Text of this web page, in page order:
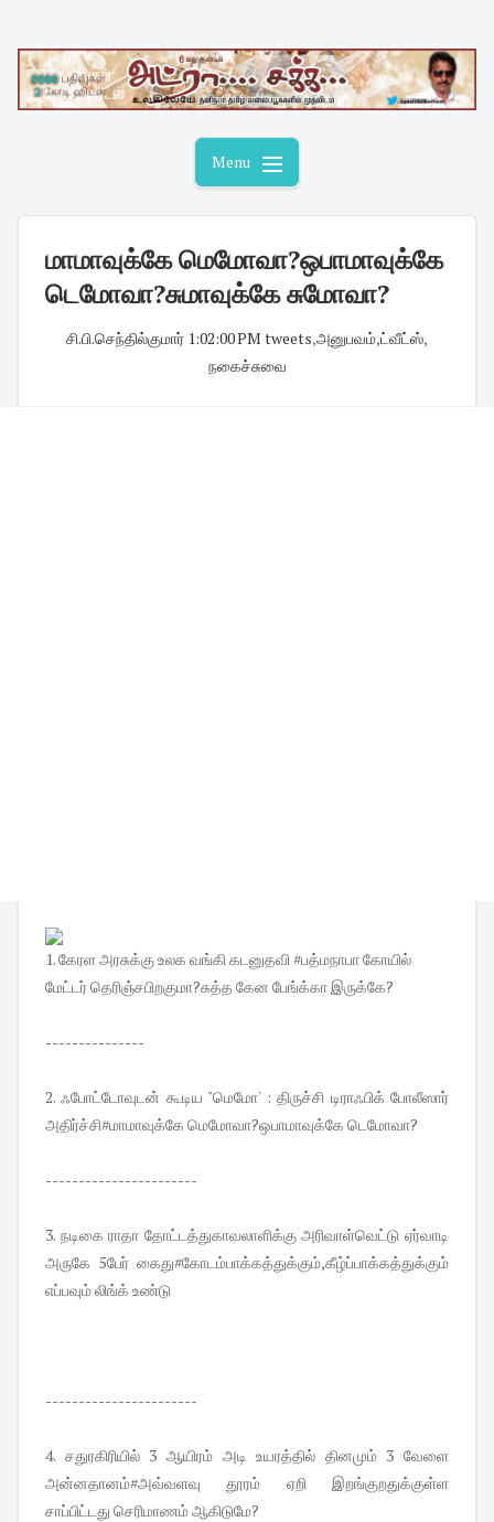
content
Menu
மாமாவுக்கே மெமோவா?ஒபாமாவுக்கே
டெமோவா?சுமாவுக்கே சுமோவா?
சி.பி.செந்தில்குமார் 1:02:00 PM tweets,அனுபவம்,ட்வீட்ஸ்,
நகைச்சுவை
1. கேரள அரசுக்கு உலக வங்கி கடனுதவி #பத்மநாபா கோயில்
மேட்டர் தெரிஞ்சபிறகுமா?சுத்த கேன பேங்க்கா இருக்கே?
---------------
2. ஃபோட்டோவுடன் கூடிய "மெமோ' : திருச்சி டிராஃபிக் போலீஸார்
அதிர்ச்சி#மாமாவுக்கே மெமோவா?ஒபாமாவுக்கே டெமோவா?
-----------------------
3. நடிகை ராதா தோட்டத்துகாவலாளிக்கு அரிவாள்வெட்டு ஏர்வாடி
அருகே 5பேர் கைது#கோடம்பாக்கத்துக்கும்,கீழ்ப்பாக்கத்துக்கும்
எப்பவும் லிங்க் உண்டு
-----------------------
4. சதுரகிரியில் 3 ஆயிரம் அடி உயரத்தில் தினமும் 3 வேளை
அன்னதானம்#அவ்வளவு தூரம் ஏறி இறங்குறதுக்குள்ள
சாப்பிட்டது செரிமாணம் ஆகிடுமே?